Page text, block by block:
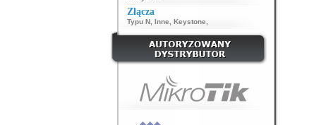
Złącza
Typu N, Inne Keystone